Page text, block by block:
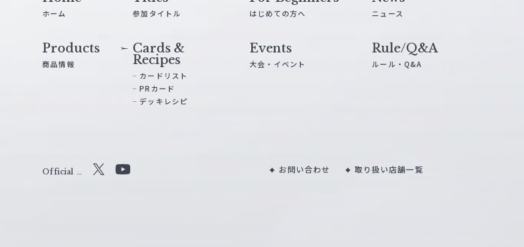
ホーム 参加タイトル はじめての方へ ニュース
Products
商品情報
Cards &
Recipes
カードリスト
PRカード
デッキレシピ
Events
大会・イベント
Rule/Q&A
ルール・Q&A
Official お問い合わせ 取り扱い店舗一覧